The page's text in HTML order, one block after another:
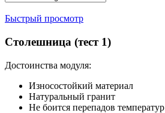
Быстрый просмотр
Столешница (тест 1)
Достоинства модуля:
Износостойкий материал
Натуральный гранит
Не боится перепадов температур